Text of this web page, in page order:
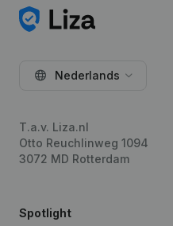
Nederlands
T.a.v. Liza.nl
Otto Reuchlinweg 1094
3072 MD Rotterdam
Spotlight